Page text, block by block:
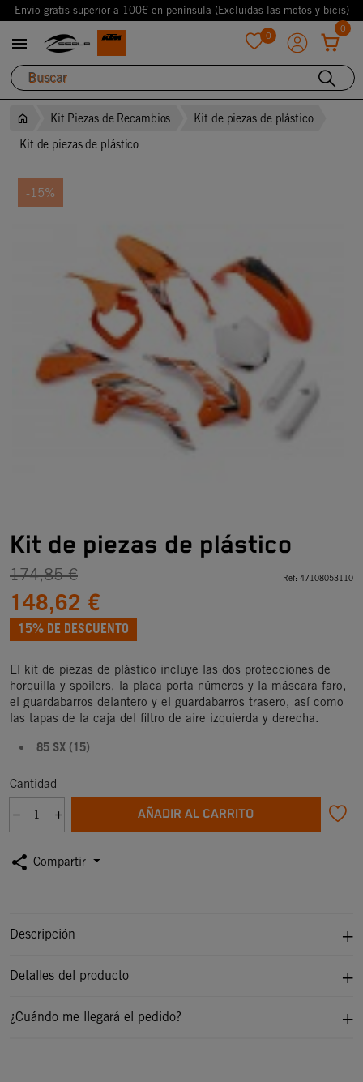
Envio gratis superior a 100€ en península (Excluidas las motos y bicis)
 0
0
Kit Piezas de Recambios
Kit de piezas de plástico
Kit de piezas de plástico
-15%
Kit de piezas de plástico
174,85 €
148,62 €
15% DE DESCUENTO
Ref: 47108053110
El kit de piezas de plástico incluye las dos protecciones de
horquilla y spoilers, la placa porta números y la máscara faro,
el guardabarros delantero y el guardabarros trasero, así como
las tapas de la caja del filtro de aire izquierda y derecha.
85 SX (15)
Cantidad
AÑADIR AL CARRITO
share Compartir
Descripción
Detalles del producto
¿Cuándo me llegará el pedido?